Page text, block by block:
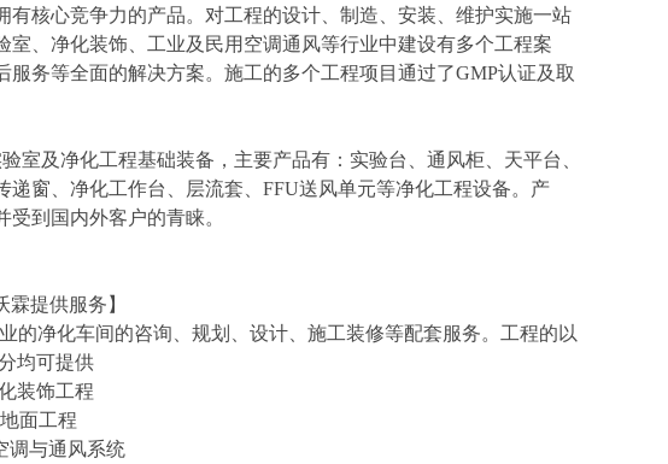
核心竞争力的产品。对工程的设计、制造、安装、维护实施一站
、净化装饰、工业及民用空调通风等行业中建设有多个工程案
务等全面的解决方案。施工的多个工程项目通过了GMP认证及取
及净化工程基础装备，主要产品有：实验台、通风柜、天平台、
窗、净化工作台、层流套、FFU送风单元等净化工程设备。产
到国内外客户的青睐。
霖提供服务】
净化车间的咨询、规划、设计、施工装修等配套服务。工程的以
均可提供
装饰工程
面工程
调与通风系统